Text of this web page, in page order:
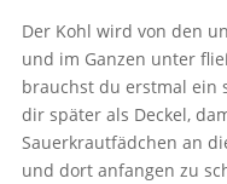
Der Kohl wird von den
und im Ganzen unter
brauchst du erstmal ein
dir später als Deckel,
Sauerkrautfädchen an
und dort anfangen zu